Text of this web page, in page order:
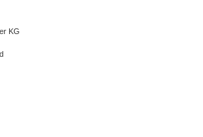
KG